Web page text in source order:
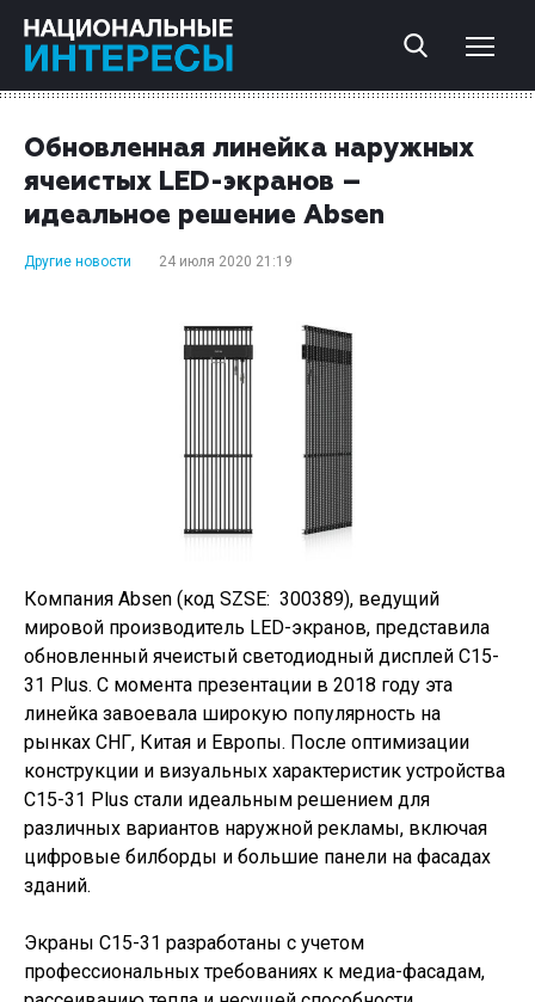
Обновленная линейка наружных
ячеистых LED-экранов –
идеальное решение Absen
Другие новости 24 июля 2020 21:19
Компания Absen (код SZSE: 300389), ведущий
мировой производитель LED-экранов, представила
обновленный ячеистый светодиодный дисплей C15-
31 Plus. С момента презентации в 2018 году эта
линейка завоевала широкую популярность на
рынках СНГ, Китая и Европы. После оптимизации
конструкции и визуальных характеристик устройства
С15-31 Plus стали идеальным решением для
различных вариантов наружной рекламы, включая
цифровые билборды и большие панели на фасадах
зданий.
Экраны C15-31 разработаны с учетом
профессиональных требованиях к медиа-фасадам,